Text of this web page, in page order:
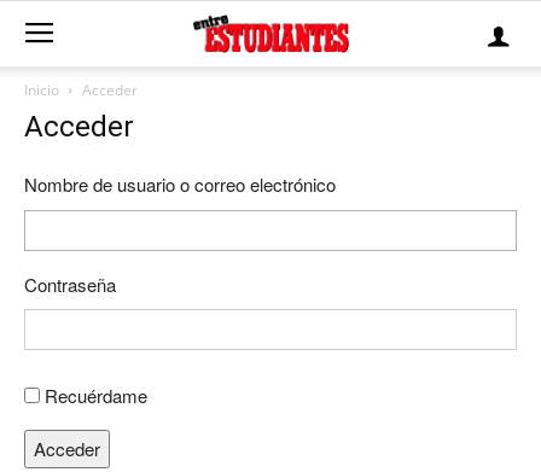
Inicio Acceder
Acceder
Nombre de usuario o correo electrónico
Contraseña
Recuérdame
Acceder